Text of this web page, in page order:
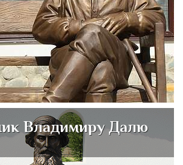
Владимиру Далю